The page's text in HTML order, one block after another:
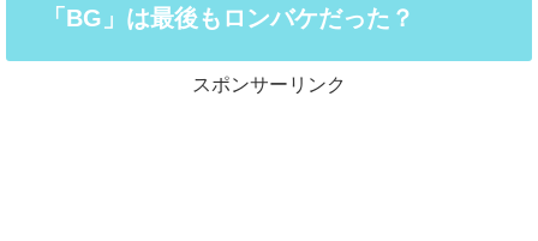
「BG」は最後もロンバケだった？
スポンサーリンク